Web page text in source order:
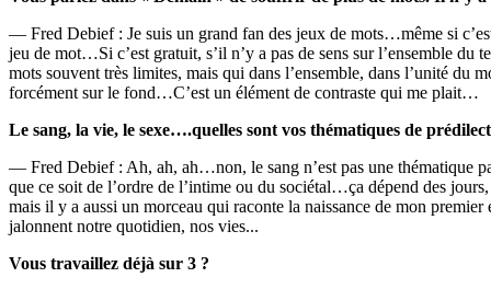
— Fred Debief : Je suis un grand fan des jeux de mots…même si
jeu de mot…Si c’est gratuit, s’il n’y a pas de sens sur l’ensemble du
mots souvent très limites, mais qui dans l’ensemble, dans l’unité du
forcément sur le fond…C’est un élément de contraste qui me plait…
Le sang, la vie, le sexe….quelles sont vos thématiques de
— Fred Debief : Ah, ah, ah…non, le sang n’est pas une thématique
que ce soit de l’ordre de l’intime ou du sociétal…ça dépend des
mais il y a aussi un morceau qui raconte la naissance de mon
jalonnent notre quotidien, nos vies...
Vous travaillez déjà sur 3 ?